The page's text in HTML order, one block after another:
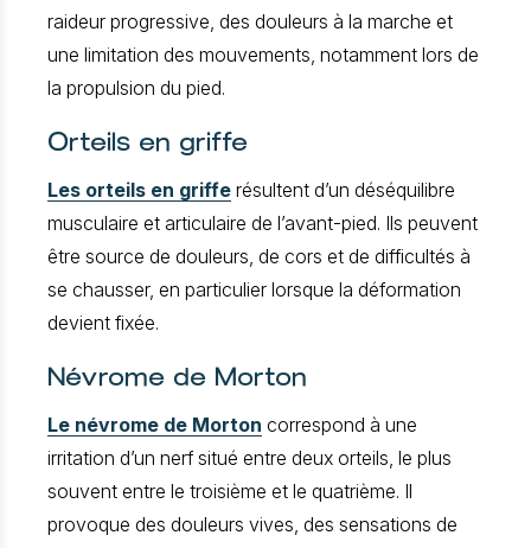
raideur progressive, des douleurs à la marche et
une limitation des mouvements, notamment lors de
la propulsion du pied.
Orteils en griffe
Les orteils en griffe résultent d’un déséquilibre
musculaire et articulaire de l’avant-pied. Ils peuvent
être source de douleurs, de cors et de difficultés à
se chausser, en particulier lorsque la déformation
devient fixée.
Névrome de Morton
Le névrome de Morton correspond à une
irritation d’un nerf situé entre deux orteils, le plus
souvent entre le troisième et le quatrième. Il
provoque des douleurs vives, des sensations de